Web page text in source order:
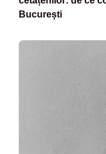
București